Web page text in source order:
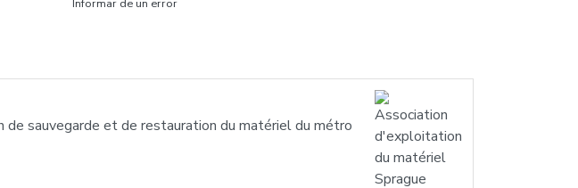
Informar de un error
sauvegarde et de restauration du matériel du métro